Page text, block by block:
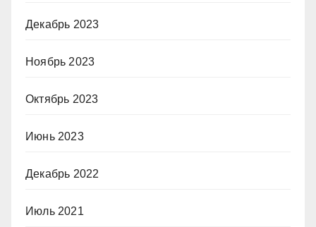
Декабрь 2023
Ноябрь 2023
Октябрь 2023
Июнь 2023
Декабрь 2022
Июль 2021